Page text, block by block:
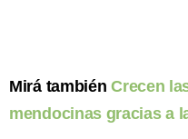
Mirá tambiénCrecen
mendocinas gracias a